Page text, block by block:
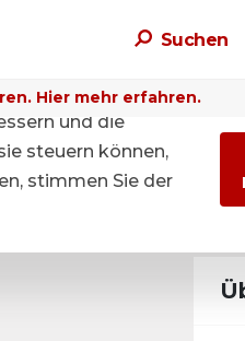
Suchen
Hier mehr erfahren.
und die
steuern können,
stimmen Sie der